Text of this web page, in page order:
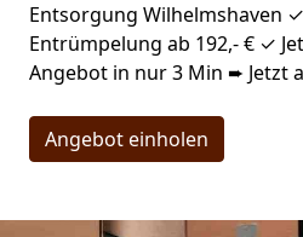
Entsorgung Wilhelmshaven
Entrümpelung ab 192,- € ✓
Angebot in nur 3 Min ➨ Jetzt
Angebot einholen